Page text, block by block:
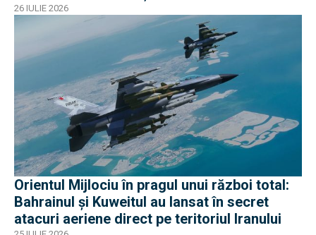
26 IULIE 2026
Orientul Mijlociu în pragul unui război total:
Bahrainul și Kuweitul au lansat în secret
atacuri aeriene direct pe teritoriul Iranului